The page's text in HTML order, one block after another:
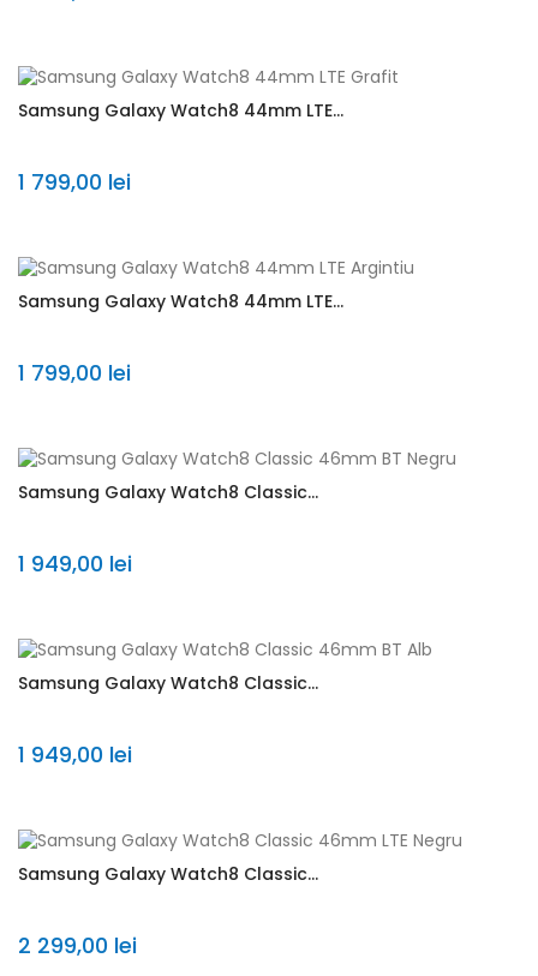
Samsung Galaxy Watch8 44mm LTE...
1 799,00 lei
Samsung Galaxy Watch8 44mm LTE...
1 799,00 lei
Samsung Galaxy Watch8 Classic...
1 949,00 lei
Samsung Galaxy Watch8 Classic...
1 949,00 lei
Samsung Galaxy Watch8 Classic...
2 299,00 lei